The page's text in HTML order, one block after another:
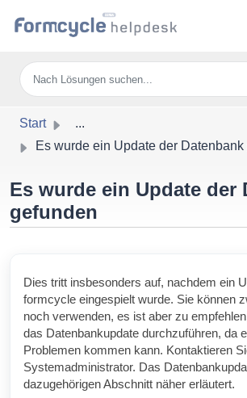
Start
...
Es wurde ein Update der Datenbank
Es wurde ein Update der
gefunden
Dies tritt insbesonders auf, nachdem ein
formcycle eingespielt wurde. Sie können
noch verwenden, es ist aber zu
das Datenbankupdate durchzuführen, da
Problemen kommen kann. Kontaktieren
Systemadministrator. Das
dazugehörigen Abschnitt näher erläutert.